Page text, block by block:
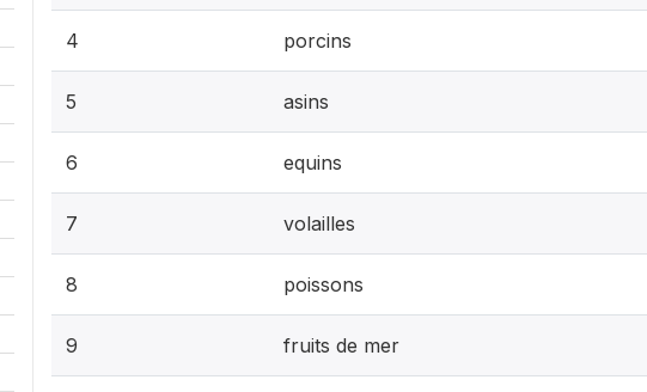
4 porcins
5 asins
6 equins
7 volailles
8 poissons
9 fruits de mer